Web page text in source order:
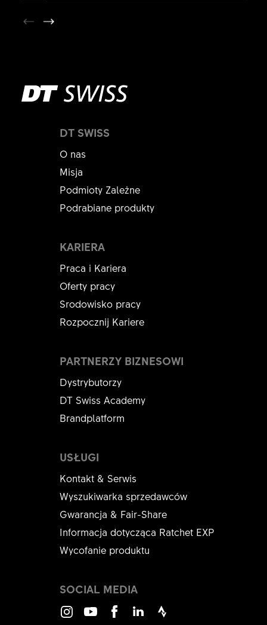
DT SWISS
O nas
Misja
Podmioty Zależne
Podrabiane produkty
KARIERA
Praca i Kariera
Oferty pracy
Srodowisko pracy
Rozpocznij Kariere
USŁUGI
Kontakt & Serwis
Wyszukiwarka sprzedawców
Gwarancja & Fair-Share
Informacja dotycząca Ratchet EXP
Wycofanie produktu
PARTNERZY BIZNESOWI
Dystrybutorzy
DT Swiss Academy
Brandplatform
SOCIAL MEDIA